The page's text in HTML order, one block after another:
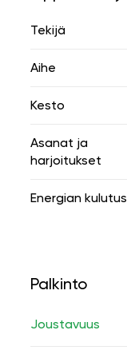
Tekijä
Aihe
Kesto
Asanat ja
harjoitukset
Energian kulutus
Palkinto
Joustavuus